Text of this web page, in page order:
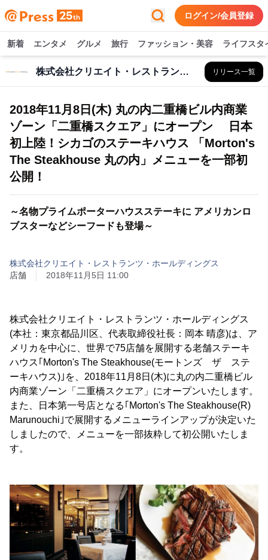
ログイン/会員登録
新着 エンタメ グルメ 旅行 ファッション・美容 ライフスタ
株式会社クリエイト・レストランツ・ホールディングス リリース一覧
2018年11月8日(木) 丸の内二重橋ビル内商業
ゾーン「二重橋スクエア」にオープン 日本
初上陸！シカゴのステーキハウス 「Morton's
The Steakhouse 丸の内」メニューを一部初
公開！
～名物プライムポーターハウスステーキに アメリカンロ
ブスターなどシーフードも登場～
株式会社クリエイト・レストランツ・ホールディングス
店舗
2018年11月5日 11:00
株式会社クリエイト・レストランツ・ホールディングス
(本社：東京都品川区、代表取締役社長：岡本 晴彦)は、ア
メリカを中心に、世界で75店舗を展開する老舗ステーキ
ハウス｢Morton's The Steakhouse(モートンズ ザ ステ
ーキハウス)｣を、2018年11月8日(木)に丸の内二重橋ビル
内商業ゾーン「二重橋スクエア」にオープンいたします。
また、日本第一号店となる｢Morton's The Steakhouse(R)
Marunouchi｣で展開するメニューラインアップが決定いた
しましたので、メニューを一部抜粋して初公開いたしま
す。